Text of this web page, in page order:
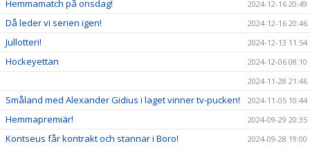
Hemmamatch på onsdag! 2024-12-16 20:49
Då leder vi serien igen! 2024-12-16 20:46
Jullotteri! 2024-12-13 11:54
Hockeyettan
2024-12-06 08:10
2024-11-28 21:46
Småland med Alexander Gidius i laget vinner tv-pucken! 2024-11-05 10:44
Hemmapremiär! 2024-09-29 20:35
Kontseus får kontrakt och stannar i Boro! 2024-09-28 19:00